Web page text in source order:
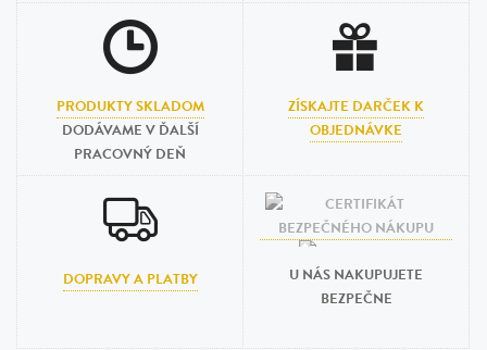
PRODUKTY SKLADOM
DODÁVAME V ĎALŠÍ
PRACOVNÝ DEŇ
ZÍSKAJTE DARČEK K
OBJEDNÁVKE
DOPRAVY A PLATBY
U NÁS NAKUPUJETE
BEZPEČNE